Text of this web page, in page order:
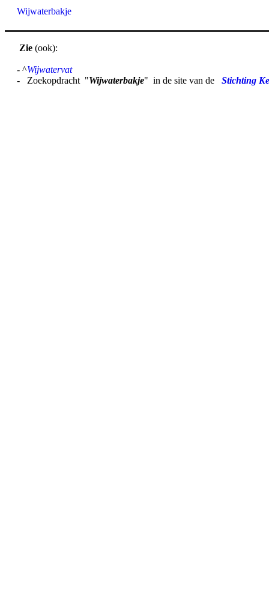
Wijwaterbakje
Zie (ook):
- ^Wijwatervat
- Zoekopdracht "Wijwaterbakje" in de site van de Stichting